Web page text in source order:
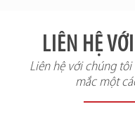
LIÊN HỆ
Liên hệ với chúng
mắc một